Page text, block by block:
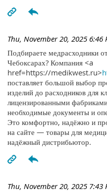
Thu, November 20, 2025 6:46
Подбираете медрасходники
Чебоксарах? Компания <a
href=https://medikwest.ru>
поставляет большой выбор
изделий до расходников для
лицензированными
необходимые документы и
Это комфортно, надёжно и
на сайте — товары для
надёжный дистрибьютор.
Thu, November 20, 2025 7:43